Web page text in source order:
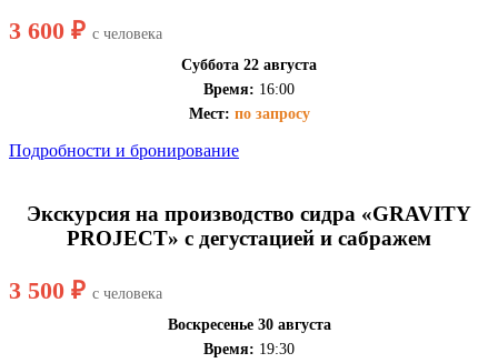
3 600 ₽ с человека
Суббота 22 августа
Время: 16:00
Мест: по запросу
Подробности и бронирование
Экскурсия на производство сидра «GRAVITY
PROJECT» с дегустацией и сабражем
3 500 ₽ с человека
Воскресенье 30 августа
Время: 19:30